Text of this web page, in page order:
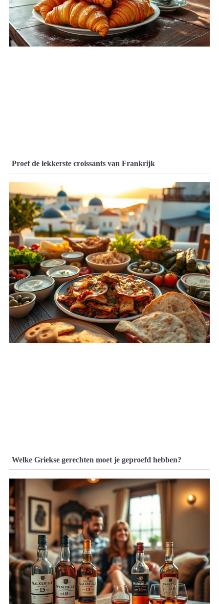
Proef de lekkerste croissants van Frankrijk
Welke Griekse gerechten moet je geproefd hebben?